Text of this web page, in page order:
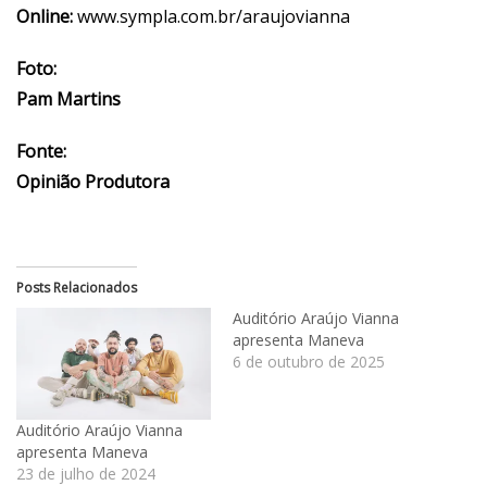
Online:www.sympla.com.br/araujovianna
Foto:
Pam Martins
Fonte:
Opinião Produtora
Posts Relacionados
Auditório Araújo Vianna
apresenta Maneva
23 de julho de 2024
Auditório Araújo Vianna
apresenta Maneva
6 de outubro de 2025